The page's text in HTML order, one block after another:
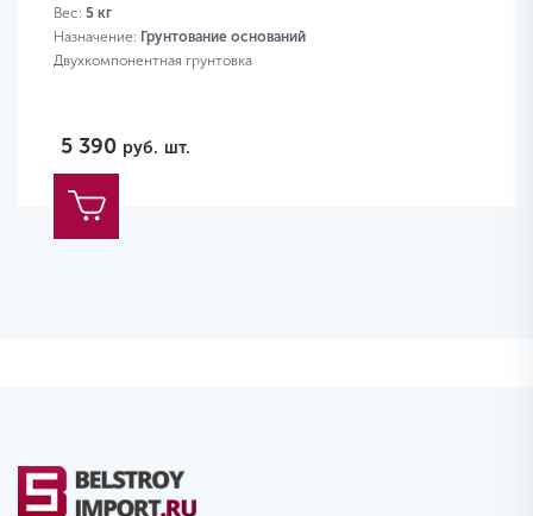
Вес: 5 кг
Назначение: Грунтование оснований
Двухкомпонентная грунтовка
5 390 руб. шт.